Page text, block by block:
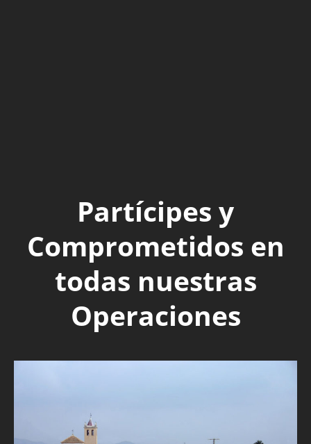
Partícipes y
Comprometidos en
todas nuestras
Operaciones